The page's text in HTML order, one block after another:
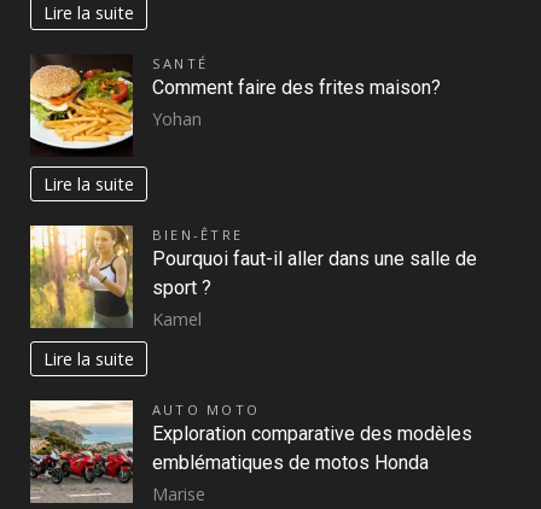
Lire la suite
SANTÉ
Comment faire des frites maison?
Yohan
Lire la suite
BIEN-ÊTRE
Pourquoi faut-il aller dans une salle de
sport ?
Kamel
Lire la suite
AUTO MOTO
Exploration comparative des modèles
emblématiques de motos Honda
Marise